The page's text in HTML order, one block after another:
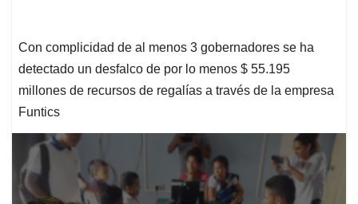
Con complicidad de al menos 3 gobernadores se ha
detectado un desfalco de por lo menos $ 55.195
millones de recursos de regalías a través de la empresa
Funtics